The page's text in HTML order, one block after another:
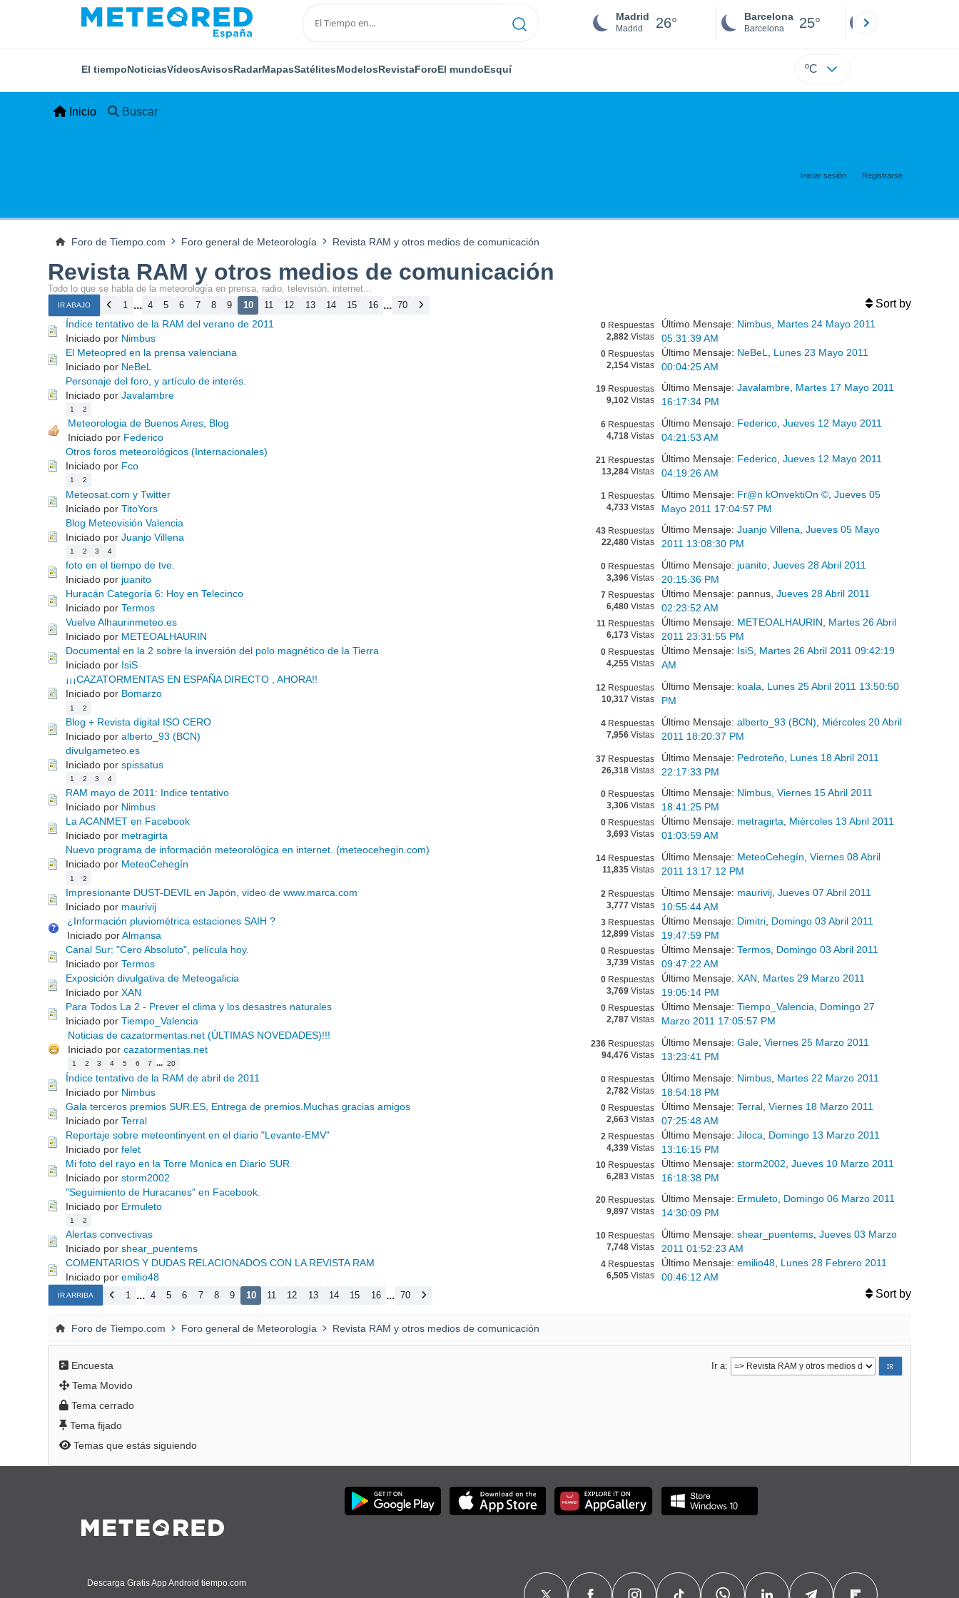
Madrid
Madrid 26° Barcelona
Barcelona 25°
El tiempoNoticiasVídeosAvisosRadarMapasSatélitesModelosRevistaForoEl mundoEsquí ºC
Inicio Buscar
Iniciar sesión Registrarse
Foro de Tiempo.com Foro general de Meteorología Revista RAM y otros medios de comunicación
Revista RAM y otros medios de comunicación
Todo lo que se habla de la meteorología en prensa, radio, televisión, internet...
IR ABAJO 1 ... 4 5 6 7 8 9 10 11 12 13 14 15 16 ... 70 Sort by
Índice tentativo de la RAM del verano de 2011
Iniciado por Nimbus
0Respuestas
2,882 Vistas
Último Mensaje: Nimbus Martes 24 Mayo 2011
05:31:39 AM
El Meteopred en la prensa valenciana
Iniciado por NeBeL
0Respuestas
2,154Vistas
Último Mensaje: NeBeL
Lunes 23 Mayo 2011
00:04:25 AM
Personaje del foro, y artículo de interés.
Iniciado por Javalambre
1 2
19Respuestas
9,102 Vistas
Último Mensaje:Javalambre, Martes 17 Mayo 2011
16:17:34 PM
Meteorologia de Buenos Aires, Blog
Iniciado por Federico
6Respuestas
4,718Vistas
Último Mensaje: Federico ,Jueves 12 Mayo 2011
04:21:53 AM
Otros foros meteorológicos (Internacionales)
Iniciado por Fco
1 2
21 Respuestas
13,284Vistas
Último Mensaje: Federico ,Jueves 12 Mayo 2011
04:19:26 AM
Meteosat.com y Twitter
Iniciado por TitoYors
1 Respuestas
4,733Vistas
Último Mensaje: Fr@n kOnvektiOn © ,Jueves 05
Mayo 2011 17:04:57 PM
Blog Meteovisión Valencia
Iniciado por Juanjo Villena
1 2 3 4
43Respuestas
22,480Vistas
Último Mensaje:Juanjo Villena,Jueves 05 Mayo
2011 13:08:30 PM
foto en el tiempo de tve.
Iniciado por juanito
0Respuestas
3,396Vistas
Último Mensaje: juanito,Jueves 28 Abril 2011
20:15:36 PM
Huracán Categoría 6: Hoy en Telecinco
Iniciado por Termos
7 Respuestas
6,480Vistas
Último Mensaje: pannus,Jueves 28 Abril 2011
02:23:52 AM
Vuelve Alhaurinmeteo.es
Iniciado por METEOALHAURIN
11 Respuestas
6,173Vistas
Último Mensaje: METEOALHAURIN, Martes 26 Abril
2011 23:31:55 PM
Documental en la 2 sobre la inversión del polo magnético de la Tierra
Iniciado por IsiS
0Respuestas
4,255Vistas
Último Mensaje: IsiS, Martes 26 Abril 2011 09:42:19
AM
¡¡¡CAZATORMENTAS EN ESPAÑA DIRECTO , AHORA!!
Iniciado por Bomarzo
1 2
12 Respuestas
10,317Vistas
Último Mensaje: koala
Lunes 25 Abril 2011 13:50:50
PM
Blog + Revista digital ISO CERO
Iniciado por alberto_93 (BCN)
4Respuestas
7,956Vistas
Último Mensaje:alberto_93 (BCN)
Miércoles 20 Abril
2011 18:20:37 PM
divulgameteo.es
Iniciado por spissatus
1 2 3 4
37Respuestas
26,318Vistas
Último Mensaje: Pedroteño Lunes 18 Abril 2011
22:17:33 PM
RAM mayo de 2011: Indice tentativo
Iniciado por Nimbus
0Respuestas
3,306Vistas
Último Mensaje: Nimbus,Viernes 15 Abril 2011
18:41:25 PM
La ACANMET en Facebook
Iniciado por metragirta
0Respuestas
3,693Vistas
Último Mensaje: metragirta, Miércoles 13 Abril 2011
01:03:59 AM
Nuevo programa de información meteorológica en internet. (meteocehegin.com)
Iniciado por MeteoCehegín
1 2
14Respuestas
11,835Vistas
Último Mensaje: MeteoCehegín,Viernes 08 Abril
2011 13:17:12 PM
Impresionante DUST-DEVIL en Japón, video de www.marca.com
Iniciado por maurivij
2 Respuestas
3,777Vistas
Último Mensaje: maurivij ,Jueves 07 Abril 2011
10:55:44 AM
¿Información pluviométrica estaciones SAIH ?
Iniciado porAlmansa
3Respuestas
12,899Vistas
Último Mensaje: Dimitri Domingo 03 Abril 2011
19:47:59 PM
Canal Sur: "Cero Absoluto", película hoy.
Iniciado por Termos
0Respuestas
3,739Vistas
Último Mensaje:Termos Domingo 03 Abril 2011
09:47:22 AM
Exposición divulgativa de Meteogalicia
Iniciado por XAN
0Respuestas
3,769Vistas
Último Mensaje:XAN
Martes 29 Marzo 2011
19:05:14 PM
Para Todos La 2 - Prever el clima y los desastres naturales
Iniciado por Tiempo_Valencia
0Respuestas
2,787Vistas
Último Mensaje:Tiempo_Valencia
Domingo 27
Marzo 2011 17:05:57 PM
Noticias de cazatormentas.net (ÚLTIMAS NOVEDADES)!!!
Iniciado por cazatormentas.net
1 2 3 4 5 6 7 ... 20
236Respuestas
94,476Vistas
Último Mensaje:Gale ,Viernes 25 Marzo 2011
13:23:41 PM
Índice tentativo de la RAM de abril de 2011
Iniciado por Nimbus
0Respuestas
2,782 Vistas
Último Mensaje: Nimbus Martes 22 Marzo 2011
18:54:18 PM
Gala terceros premios SUR.ES, Entrega de premios.Muchas gracias amigos
Iniciado por Terral
0Respuestas
2,663Vistas
Último Mensaje:Terral ,Viernes 18 Marzo 2011
07:25:48 AM
Reportaje sobre meteontinyent en el diario "Levante-EMV"
Iniciado por felet
2 Respuestas
4,339Vistas
Último Mensaje:Jiloca
Domingo 13 Marzo 2011
13:16:15 PM
Mi foto del rayo en la Torre Monica en Diario SUR
Iniciado por storm2002
10Respuestas
6,283Vistas
Último Mensaje:storm2002 ,Jueves 10 Marzo 2011
16:18:38 PM
"Seguimiento de Huracanes" en Facebook.
Iniciado por Ermuleto
1 2
20Respuestas
9,897 Vistas
Último Mensaje: Ermuleto, Domingo 06 Marzo 2011
14:30:09 PM
Alertas convectivas
Iniciado por shear_puentems
10Respuestas
7,748Vistas
Último Mensaje:shear_puentems ,Jueves 03 Marzo
2011 01:52:23 AM
COMENTARIOS Y DUDAS RELACIONADOS CON LA REVISTA RAM
Iniciado por emilio48
4Respuestas
6,505Vistas
Último Mensaje:emilio48 Lunes 28 Febrero 2011
00:46:12 AM
IR ARRIBA 1 ... 4 5 6 7 8 9 10 11 12 13 14 15 16 ... 70 Sort by
Foro de Tiempo.com Foro general de Meteorología Revista RAM y otros medios de comunicación
Ir a
Encuesta
Tema Movido
Tema cerrado
Tema fijado
Temas que estás siguiendo
Descarga Gratis App Android tiempo.com